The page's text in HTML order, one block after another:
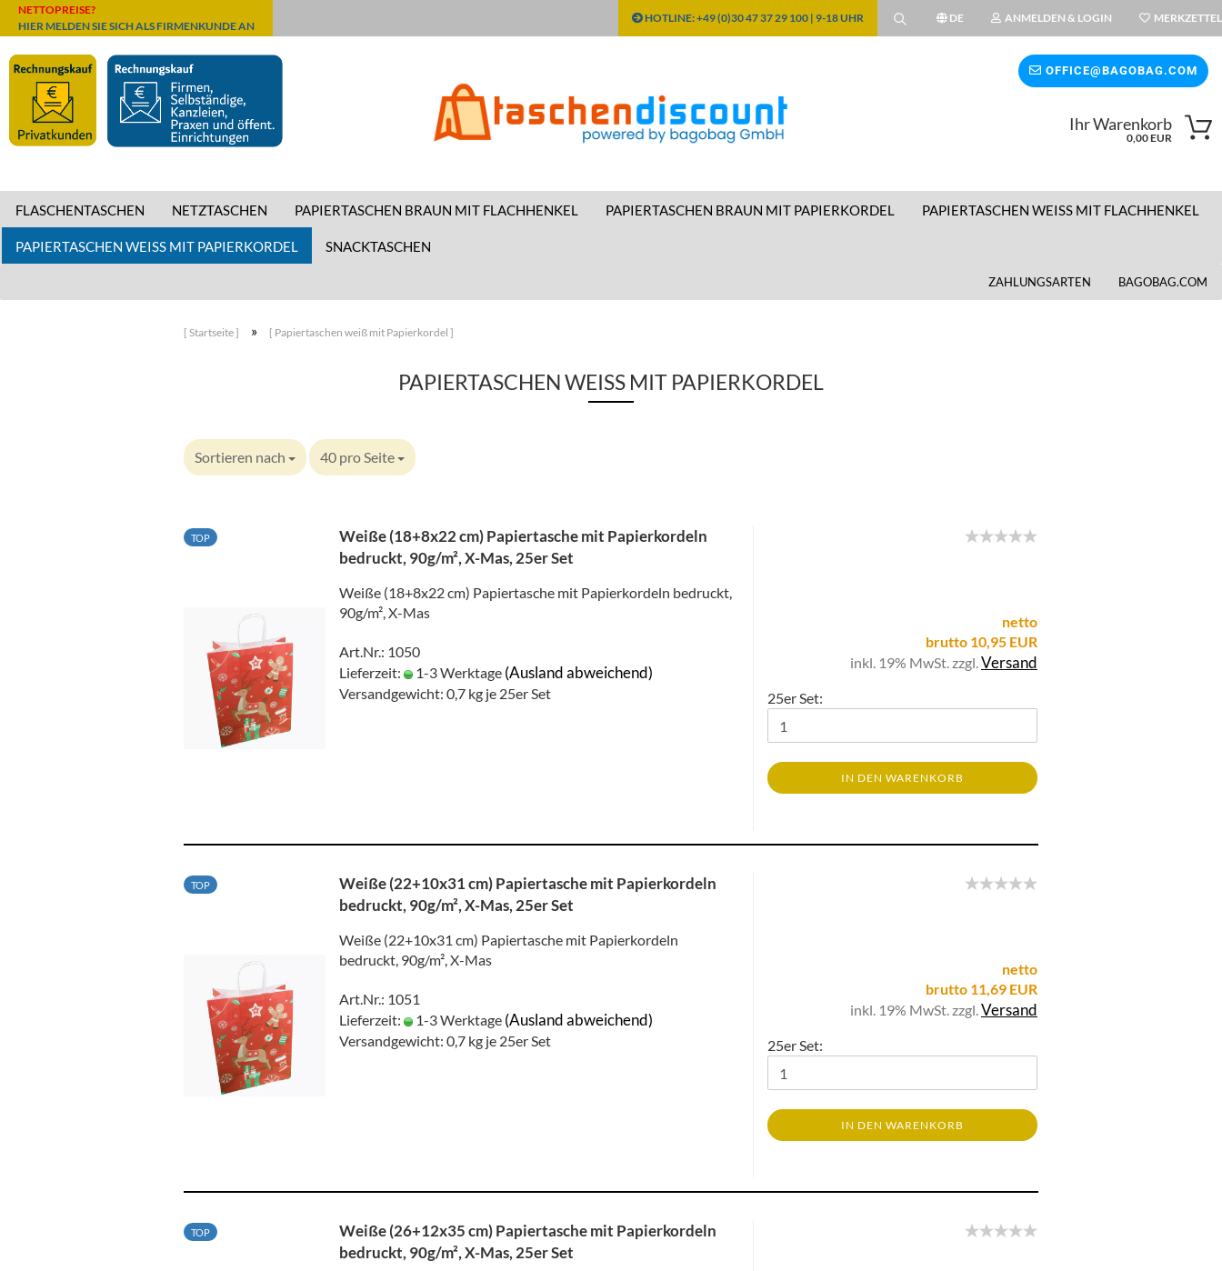
NETTOPREISE?
HIER MELDEN SIE SICH ALS FIRMENKUNDE AN
HOTLINE: +49 (0)30 47 37 29 100 | 9-18 UHR DE
Währung auswählen
Lieferland
ANMELDEN & LOGIN MERKZETTEL
OFFICE@BAGOBAG.COM
Ihr Warenkorb
0,00 EUR
FLASCHENTASCHEN NETZTASCHEN PAPIERTASCHEN BRAUN MIT FLACHHENKEL PAPIERTASCHEN BRAUN MIT PAPIERKORDEL PAPIERTASCHEN WEISS MIT FLACHHENKEL
PAPIERTASCHEN WEISS MIT PAPIERKORDEL SNACKTASCHEN
ZAHLUNGSARTEN BAGOBAG.COM
[ Startseite ] » [ Papiertaschen weiß mit Papierkordel ]
PAPIERTASCHEN WEISS MIT PAPIERKORDEL
Sortieren nach 40 pro Seite
TOP
Weiße (18+8x22 cm) Papiertasche mit Papierkordeln
bedruckt, 90g/m², X-Mas, 25er Set
Weiße (18+8x22 cm) Papiertasche mit Papierkordeln bedruckt,
90g/m², X-Mas
Art.Nr.: 1050
Lieferzeit:
1-3 Werktage (Ausland abweichend)
Versandgewicht: 0,7 kg je 25er Set
netto
brutto 10,95 EUR
inkl. 19% MwSt. zzgl.Versand
25er Set:
IN DEN WARENKORB
TOP
Weiße (22+10x31 cm) Papiertasche mit Papierkordeln
bedruckt, 90g/m², X-Mas, 25er Set
Weiße (22+10x31 cm) Papiertasche mit Papierkordeln
bedruckt, 90g/m², X-Mas
Art.Nr.: 1051
Lieferzeit:
1-3 Werktage (Ausland abweichend)
Versandgewicht: 0,7 kg je 25er Set
netto
brutto 11,69 EUR
inkl. 19% MwSt. zzgl.Versand
25er Set:
IN DEN WARENKORB
TOP
Weiße (26+12x35 cm) Papiertasche mit Papierkordeln
bedruckt, 90g/m², X-Mas, 25er Set